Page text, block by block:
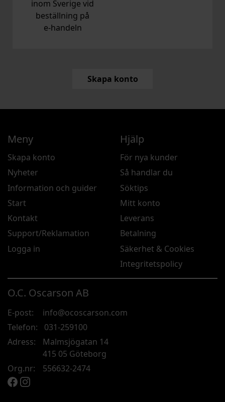
inom Sverige vid
beställning på
e‑handeln
Skapa konto
O.C. Oscarson AB
E-post:
info@ocoscarson.com
Telefon:
031-259100
Adress:
Malmsjögatan 14
415 05 Göteborg
Org.nr:
556632-2474
Meny
Skapa konto
Nyheter
Information och guider
Start
Kontakt
Support/Reklamation
Logga in
Hjälp
För nya kunder
Så handlar du
Söktips
Mitt konto
Leverans
Betalning
Säkerhet & Cookies
Integritetspolicy